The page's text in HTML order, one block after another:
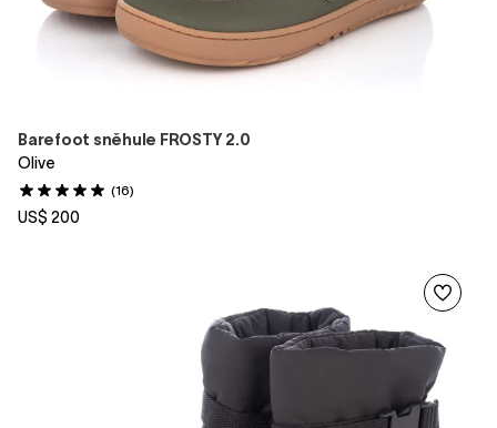
Barefoot sněhule FROSTY 2.0
Olive
(16)
US$ 200